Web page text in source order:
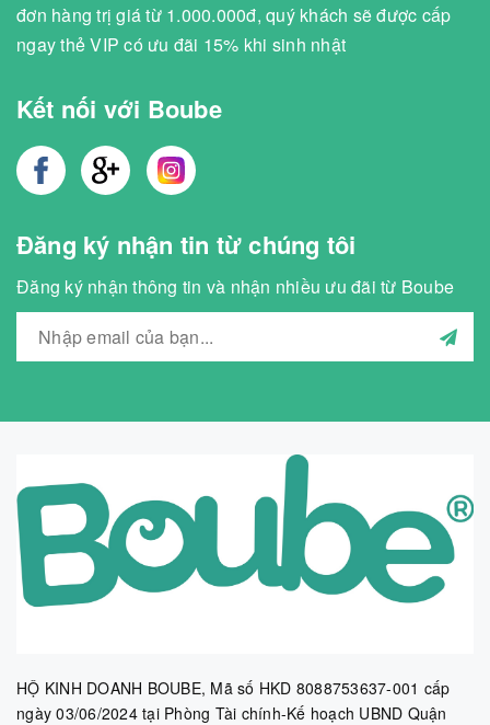
đơn hàng trị giá từ 1.000.000đ, quý khách sẽ được cấp
ngay thẻ VIP có ưu đãi 15% khi sinh nhật
Kết nối với Boube
Đăng ký nhận tin từ chúng tôi
Đăng ký nhận thông tin và nhận nhiều ưu đãi từ Boube
HỘ KINH DOANH BOUBE, Mã số HKD 8088753637-001 cấp
ngày 03/06/2024 tại Phòng Tài chính-Kế hoạch UBND Quận